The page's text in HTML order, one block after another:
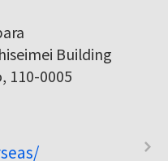
Building
110-0005